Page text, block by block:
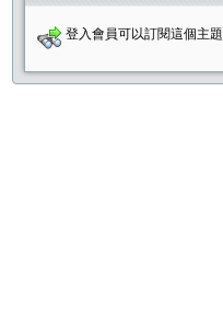
登入會員可以訂閱這個主題